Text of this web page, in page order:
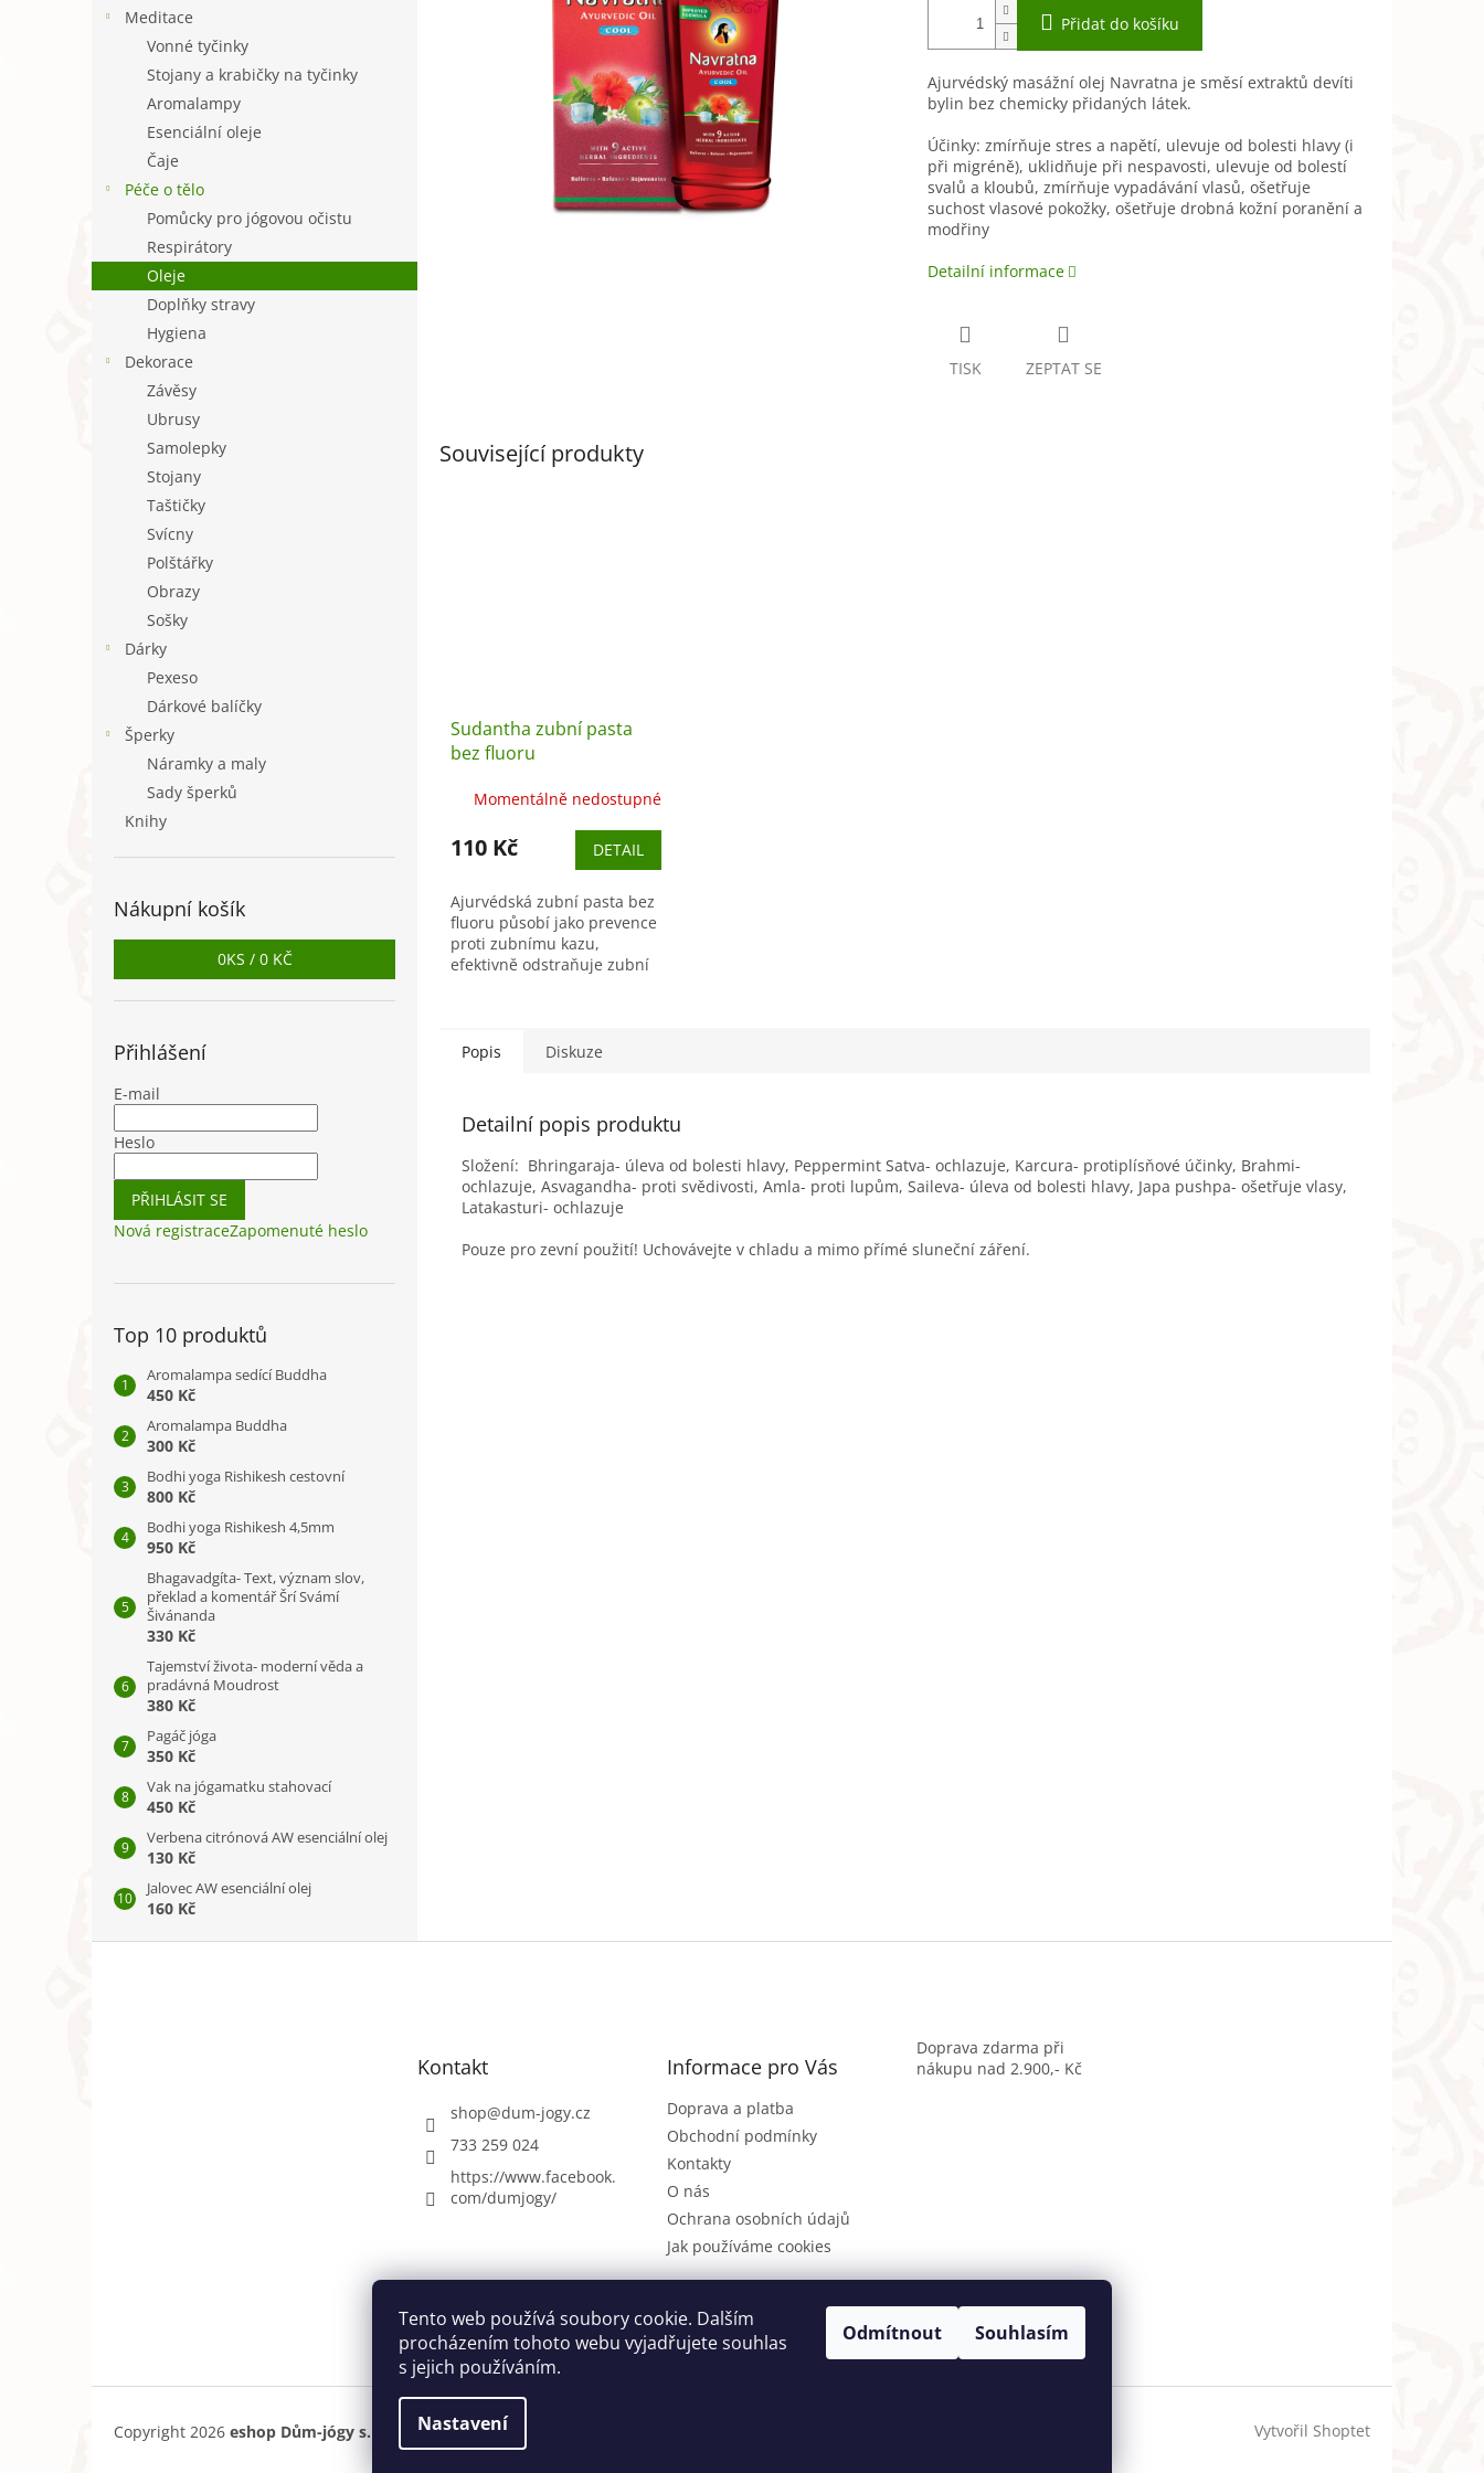
Tento web používá soubory cookie. Dalším
procházením tohoto webu vyjadřujete souhlas
s jejich používáním.
Nastavení
Odmítnout Souhlasím
Meditace
Vonné tyčinky
Stojany a krabičky na tyčinky
Aromalampy
Esenciální oleje
Čaje
Péče o tělo
Pomůcky pro jógovou očistu
Respirátory
Oleje
Doplňky stravy
Hygiena
Dekorace
Závěsy
Ubrusy
Samolepky
Stojany
Taštičky
Svícny
Polštářky
Obrazy
Sošky
Dárky
Pexeso
Dárkové balíčky
Šperky
Náramky a maly
Sady šperků
Knihy
Nákupní košík
0KS / 0 KČ
Přihlášení
E-mail
Heslo
PŘIHLÁSIT SE
Nová registraceZapomenuté heslo
Top 10 produktů
Aromalampa sedící Buddha
450 Kč
Aromalampa Buddha
300 Kč
Bodhi yoga Rishikesh cestovní
800 Kč
Bodhi yoga Rishikesh 4,5mm
950 Kč
Bhagavadgíta- Text, význam slov,
překlad a komentář Šrí Svámí
Šivánanda
330 Kč
Tajemství života- moderní věda a
pradávná Moudrost
380 Kč
Pagáč jóga
350 Kč
Vak na jógamatku stahovací
450 Kč
Verbena citrónová AW esenciální olej
130 Kč
Jalovec AW esenciální olej
160 Kč
Přidat do košíku
Ajurvédský masážní olej Navratna je směsí extraktů devíti
bylin bez chemicky přidaných látek.
Účinky: zmírňuje stres a napětí, ulevuje od bolesti hlavy (i
při migréně), uklidňuje při nespavosti, ulevuje od bolestí
svalů a kloubů, zmírňuje vypadávání vlasů, ošetřuje
suchost vlasové pokožky, ošetřuje drobná kožní poranění a
modřiny
Detailní informace
TISK ZEPTAT SE
Související produkty
Sudantha zubní pasta
bez fluoru
Momentálně nedostupné
110 Kč DETAIL
Ajurvédská zubní pasta bez
fluoru působí jako prevence
proti zubnímu kazu,
efektivně odstraňuje zubní
Popis
Diskuze
Detailní popis produktu
Složení: Bhringaraja- úleva od bolesti hlavy, Peppermint Satva- ochlazuje, Karcura- protiplísňové účinky, Brahmi-
ochlazuje, Asvagandha- proti svědivosti, Amla- proti lupům, Saileva- úleva od bolesti hlavy, Japa pushpa- ošetřuje vlasy,
Latakasturi- ochlazuje
Pouze pro zevní použití! Uchovávejte v chladu a mimo přímé sluneční záření.
Kontakt
shop@dum-jogy.cz
733 259 024
https://www.facebook.
com/dumjogy/
Informace pro Vás
Doprava a platba
Obchodní podmínky
Kontakty
O nás
Ochrana osobních údajů
Jak používáme cookies
Doprava zdarma při
nákupu nad 2.900,- Kč
Dům jógy Praha
Vytvořil Shoptet
Copyright 2026 eshop Dům-jógy s.r.o. . Všechna práva vyhrazena.